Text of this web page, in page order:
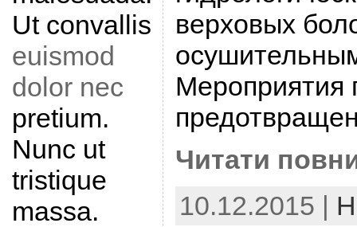
Ut convallis
euismod
dolor nec
pretium.
Nunc ut
tristique
massa.
верховых
Мероприятия
Читати
10.12.2015 |